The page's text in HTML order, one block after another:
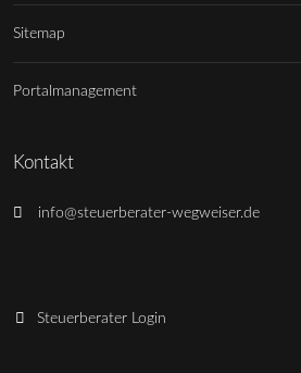
Sitemap
Portalmanagement
Kontakt
info@steuerberater-wegweiser.de
Steuerberater Login